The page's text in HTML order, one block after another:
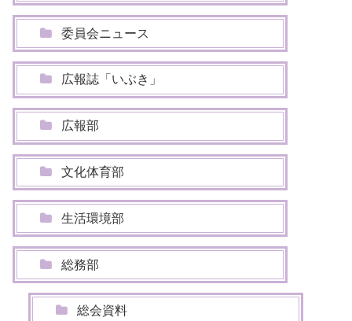
委員会ニュース
広報誌「いぶき」
広報部
文化体育部
生活環境部
総務部
総会資料